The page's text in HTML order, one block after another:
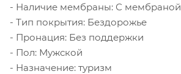
- Наличие мембраны: С мембраной
- Тип покрытия: Бездорожье
- Пронация: Без поддержки
- Пол: Мужской
- Назначение: туризм